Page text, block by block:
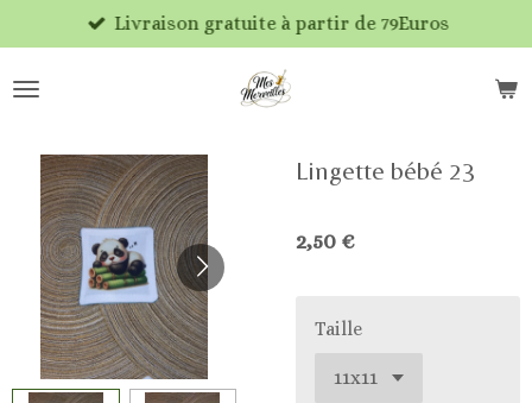
au
contenu
Livraison gratuite à partir de 79Euros
Lingette bébé 23
2,50 €
Taille